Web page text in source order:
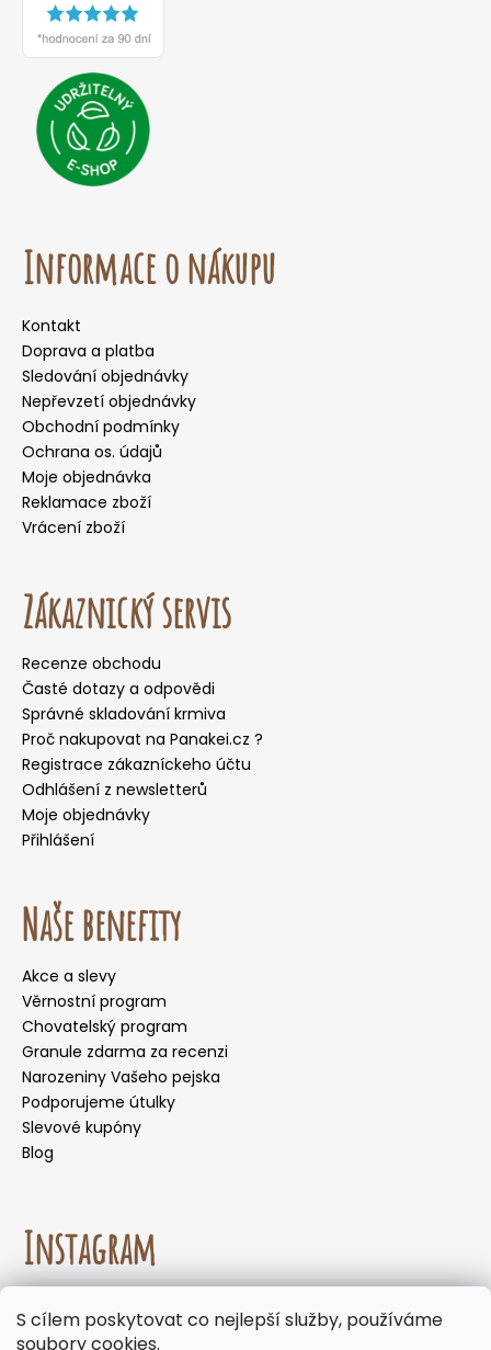
S cílem poskytovat co nejlepší služby, používáme
soubory cookies.
měsíců nedoporučujeme volit doručení do
Informace o nákupu
Kontakt
Doprava a platba
Sledování objednávky
Nepřevzetí objednávky
Obchodní podmínky
Ochrana os. údajů
Moje objednávka
Reklamace zboží
Vrácení zboží
Zákaznický servis
Recenze obchodu
Časté dotazy a odpovědi
Správné skladování krmiva
Proč nakupovat na Panakei.cz ?
Registrace zákazníckeho účtu
Odhlášení z newsletterů
Moje objednávky
Přihlášení
Naše benefity
Akce a slevy
Věrnostní program
Chovatelský program
Granule zdarma za recenzi
Narozeniny Vašeho pejska
Podporujeme útulky
Slevové kupóny
Blog
Instagram
Sledovat na Instagramu